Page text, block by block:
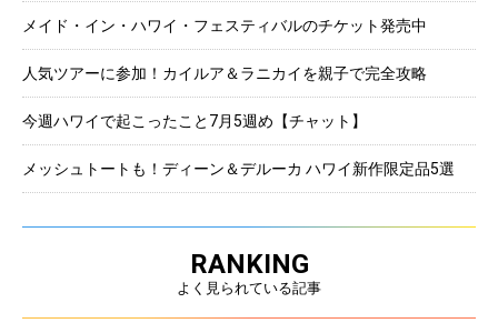
メイド・イン・ハワイ・フェスティバルのチケット発売中
人気ツアーに参加！カイルア＆ラニカイを親子で完全攻略
今週ハワイで起こったこと7月5週め【チャット】
メッシュトートも！ディーン＆デルーカ ハワイ新作限定品5選
RANKING
よく見られている記事